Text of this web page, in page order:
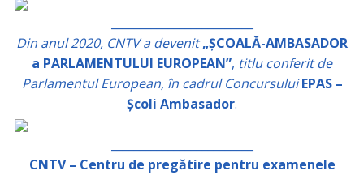
Din anul 2020, CNTV a devenit „ȘCOALĂ-AMBASADOR
a PARLAMENTULUI EUROPEAN”, titlu conferit de
Parlamentul European, în cadrul Concursului EPAS –
Școli Ambasador.
CNTV – Centru de pregătire pentru examenele